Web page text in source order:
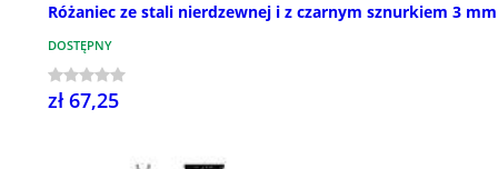
Różaniec ze stali nierdzewnej i z czarnym sznurkiem 3 mm
DOSTĘPNY
zł 67,25